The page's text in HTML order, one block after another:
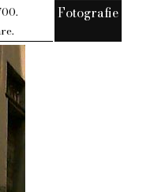
Fotografie